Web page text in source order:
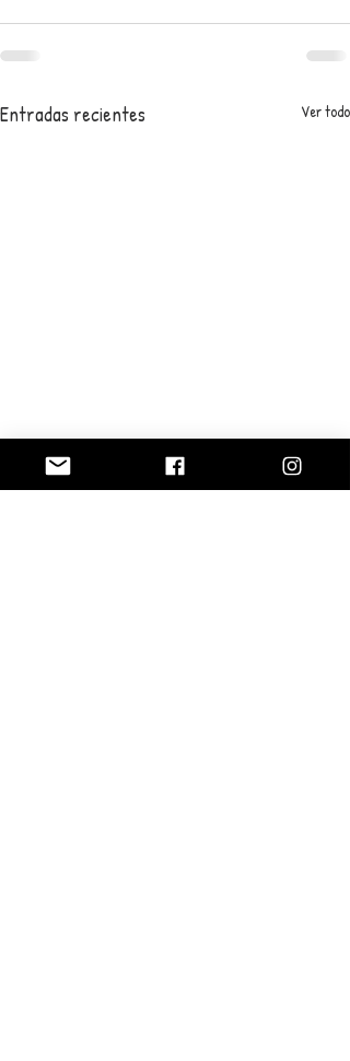
Entradas recientes Ver todo